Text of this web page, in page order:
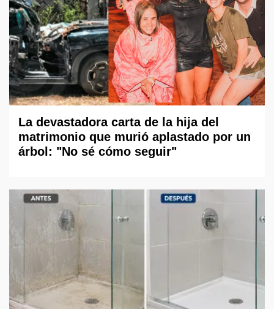
La devastadora carta de la hija del
matrimonio que murió aplastado por un
árbol: "No sé cómo seguir"